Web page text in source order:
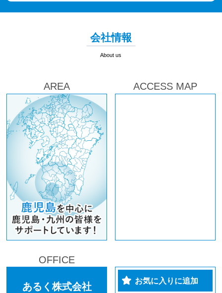
会社情報
About us
AREA ACCESS MAP
OFFICE
あるく株式会社
お気に入りに追加